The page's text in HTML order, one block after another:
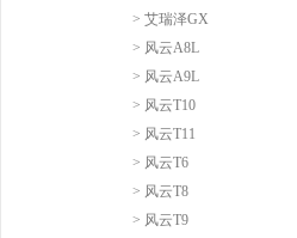
> 艾瑞泽GX
> 风云A8L
> 风云A9L
> 风云T10
> 风云T11
> 风云T6
> 风云T8
> 风云T9